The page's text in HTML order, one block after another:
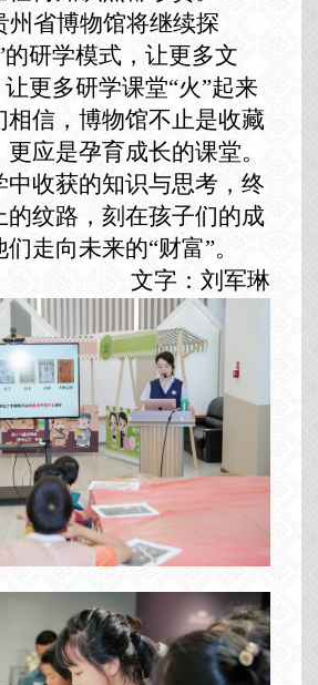
州省博物馆将继续探
的研学模式，让更多文
更多研学课堂“火”起来
信，博物馆不止是收藏
应是孕育成长的课堂。
中收获的知识与思考，终
的纹路，刻在孩子们的成
走向未来的“财富”。
文字：刘军琳